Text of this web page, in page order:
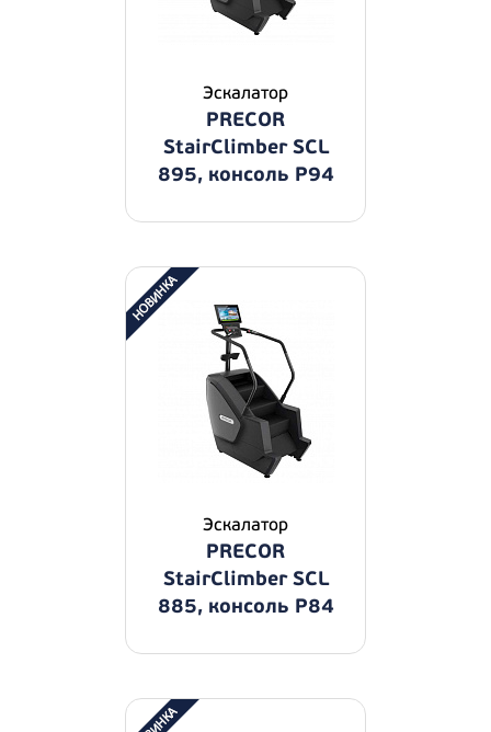
Эскалатор
PRECOR
StairClimber SCL
895, консоль P94
Эскалатор
PRECOR
StairClimber SCL
885, консоль P84